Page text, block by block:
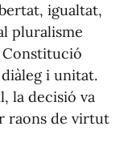
igualtat,
pluralisme
Constitució
i unitat.
la decisió va
raons de virtut